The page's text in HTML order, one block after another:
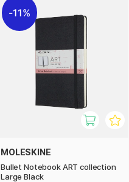
11%
MOLESKINE
Bullet Notebook ART collection
Large Black